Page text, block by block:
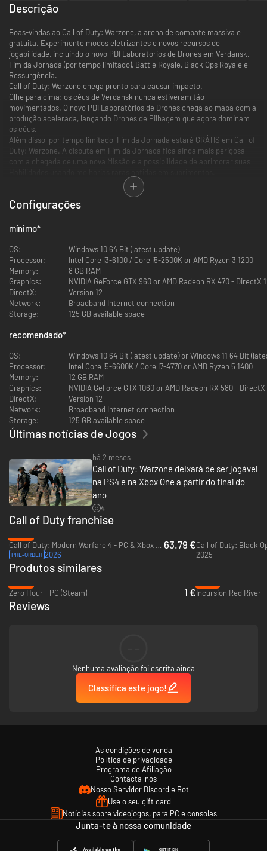
Descrição
Boas-vindas ao Call of Duty: Warzone, a arena de combate massiva e
gratuita. Experimente modos eletrizantes e novos recursos de
jogabilidade, incluindo o novo PDI Laboratórios de Drones em Verdansk,
Fim da Jornada (por tempo limitado), Battle Royale, Black Ops Royale e
Ressurgência.
Call of Duty: Warzone chega pronto para causar impacto.
Olhe para cima: os céus de Verdansk nunca estiveram tão
movimentados. O novo PDI Laboratórios de Drones chega ao mapa com a
produção acelerada, lançando Drones de Pilhagem que agora dominam
os céus.
Além disso, por tempo limitado, Fim da Jornada estará GRÁTIS em Call of
Duty: Warzone. A disputa em Fim da Jornada fica ainda mais perigosa
com a chegada de uma nova Missão e a possibilidade de aprimorar suas
Quer elevar o nível de verdade? Vá para a Ressurgência Ranqueada e
deixe a concorrência comendo poeira.
Configurações
mínimo*
OS:
Windows 10 64 Bit (latest update)
Processor:
Intel Core i3-6100 / Core i5-2500K or AMD Ryzen 3 1200
Memory:
8 GB RAM
Graphics:
NVIDIA GeForce GTX 960 or AMD Radeon RX 470 -
DirectX:
Version 12
Network:
Broadband Internet connection
Storage:
125 GB available space
recomendado*
OS:
Windows 10 64 Bit (latest update) or Windows 11 64 Bit
Processor:
Intel Core i5-6600K / Core i7-4770 or AMD Ryzen 5 1400
Memory:
12 GB RAM
Graphics:
NVIDIA GeForce GTX 1060 or AMD Radeon RX 580 -
DirectX:
Version 12
Network:
Broadband Internet connection
Storage:
125 GB available space
Últimas notícias de Jogos
há 2 meses
Call of Duty: Warzone deixará de ser jogável
na PS4 e na Xbox One a partir do final do
ano
4
Call of Duty franchise
Call of Duty: Modern Warfare 4 - PC & Xbox Series X|S (Microsoft Store)
PRE-ORDER 2026
63.79 €Call of Duty: Black
2025
Produtos similares
Zero Hour - PC (Steam)
1 €Incursion Red River
Reviews
Nenhuma avaliação foi escrita ainda
Classifica este jogo!
As condições de venda
Política de privacidade
Programa de Afiliação
Contacta-nos
Nosso Servidor Discord e Bot
Use o seu gift card
Notícias sobre videojogos, para PC e consolas
Junta-te à nossa comunidade